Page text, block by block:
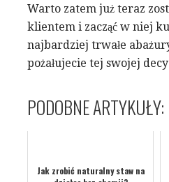
Warto zatem już teraz
klientem i zacząć w niej
najbardziej trwałe
pożałujecie tej swojej
PODOBNE ARTYKUŁY:
Jak zrobić naturalny staw na